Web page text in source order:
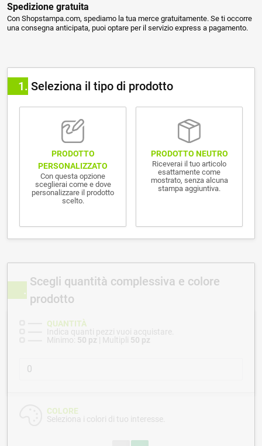
Spedizione gratuita
Con Shopstampa.com, spediamo la tua merce gratuitamente. Se ti occorre
una consegna anticipata, puoi optare per il servizio express a pagamento.
1 Seleziona il tipo di prodotto
PRODOTTO
PERSONALIZZATO
Con questa opzione
sceglierai come e dove
personalizzare il prodotto
scelto.
PRODOTTO NEUTRO
Riceverai il tuo articolo
esattamente come
mostrato, senza alcuna
stampa aggiuntiva.
Scegli quantità complessiva e colore
prodotto
QUANTITÀ
Indica quanti pezzi vuoi acquistare.
Minimo: 50 pz | Multipli 50 pz
COLORE
Seleziona i colori di tuo interesse.